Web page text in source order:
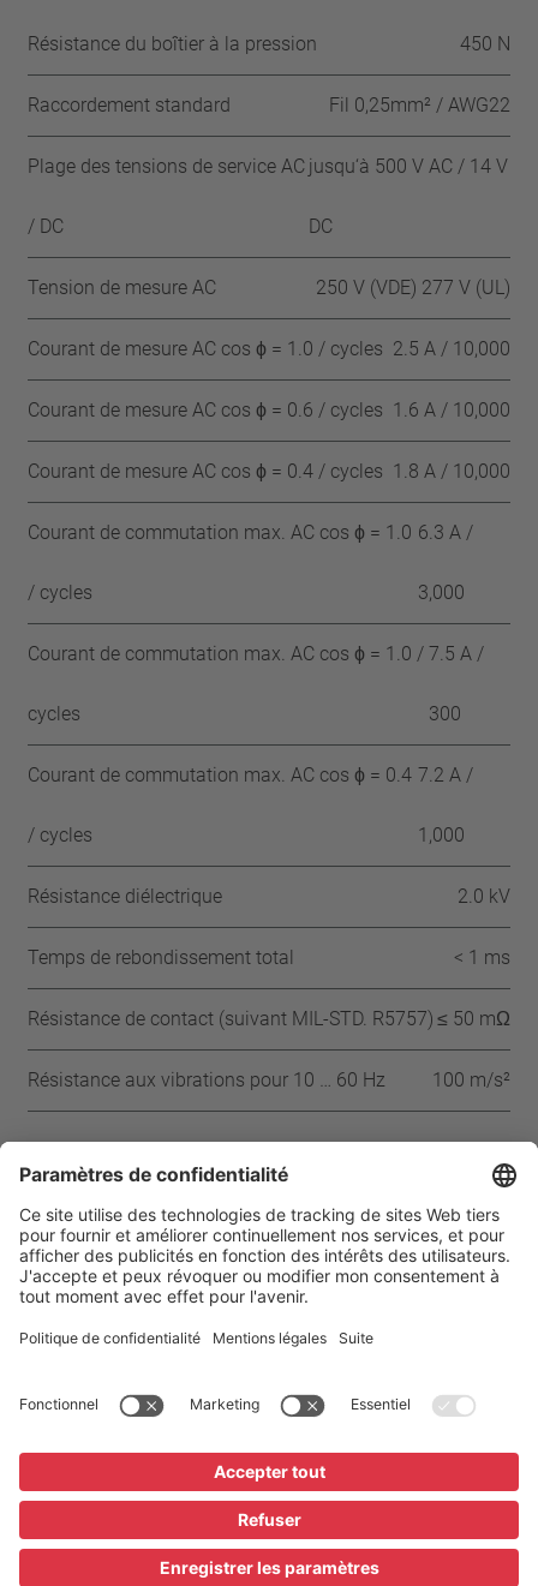
Résistance du boîtier à la pression 450 N
Raccordement standard Fil 0,25mm² / AWG22
Plage des tensions de service AC
/ DC
jusqu‘à 500 V AC / 14 V
DC
Tension de mesure AC 250 V (VDE) 277 V (UL)
Courant de mesure AC cos ϕ = 1.0 / cycles 2.5 A / 10,000
Courant de mesure AC cos ϕ = 0.6 / cycles 1.6 A / 10,000
Courant de mesure AC cos ϕ = 0.4 / cycles 1.8 A / 10,000
Courant de commutation max. AC cos ϕ = 1.0
/ cycles
6.3 A /
3,000
Courant de commutation max. AC cos ϕ = 1.0 /
cycles
7.5 A /
300
Courant de commutation max. AC cos ϕ = 0.4
/ cycles
7.2 A /
1,000
Résistance diélectrique 2.0 kV
Temps de rebondissement total < 1 ms
Résistance de contact (suivant MIL-STD. R5757) ≤ 50 mΩ
Résistance aux vibrations pour 10 … 60 Hz 100 m/s²
Approbations
CQC UL VDE ENEC IEC
Mentions légales
Protection des données
Paramètres de confidentialité
Lexique / FAQ
Téléchargements